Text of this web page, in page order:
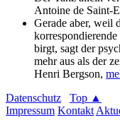
Antoine de Saint-
Gerade aber, weil
birgt, sagt der
mehr aus als der
Henri Bergson,
Datenschutz
Top ▲
Impressum Kontakt